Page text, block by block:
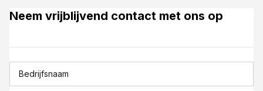
Neem vrijblijvend contact met ons op
Bedrijfsnaam